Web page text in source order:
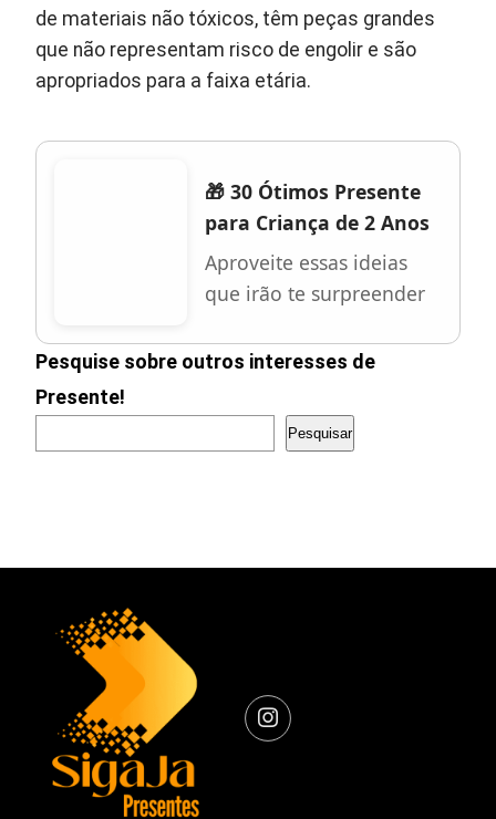
de materiais não tóxicos, têm peças grandes
que não representam risco de engolir e são
apropriados para a faixa etária.
🎁 30 Ótimos Presente
para Criança de 2 Anos
Aproveite essas ideias
que irão te surpreender
Pesquise sobre outros interesses de
Presente!
Pesquisar